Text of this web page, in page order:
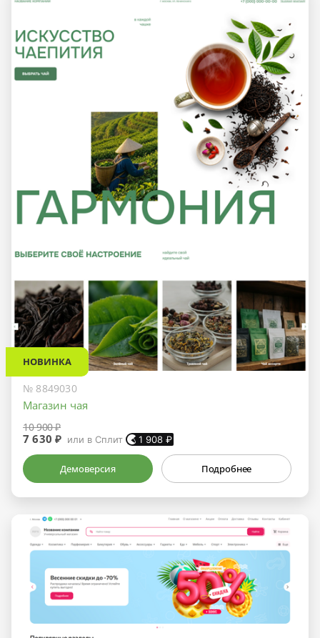
НОВИНКА
№ 8849030
Магазин чая
10 900 ₽
7 630 ₽ или в Сплит 1 908 ₽
Демоверсия Подробнее